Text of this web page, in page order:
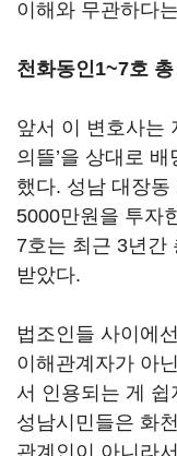
이해와 무관하다
천화동인1~7호
앞서 이 변호사는
의뜰’을 상대로
했다. 성남 대장
5000만원을 투자
7호는 최근 3년간
받았다.
법조인들 사이에
이해관계자가 아
서 인용되는 게
성남시민들은 화
관계인이 아니라